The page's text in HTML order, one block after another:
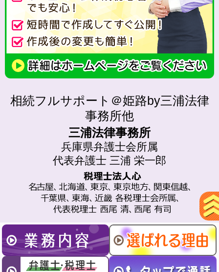
相続フルサポート＠姫路by三浦法律
事務所他
三浦法律事務所
兵庫県弁護士会所属
代表弁護士 三浦 栄一郎